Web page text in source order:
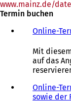
www.mainz.de/
Termin buchen
Online-
Mit
auf das
Online-
sowie der